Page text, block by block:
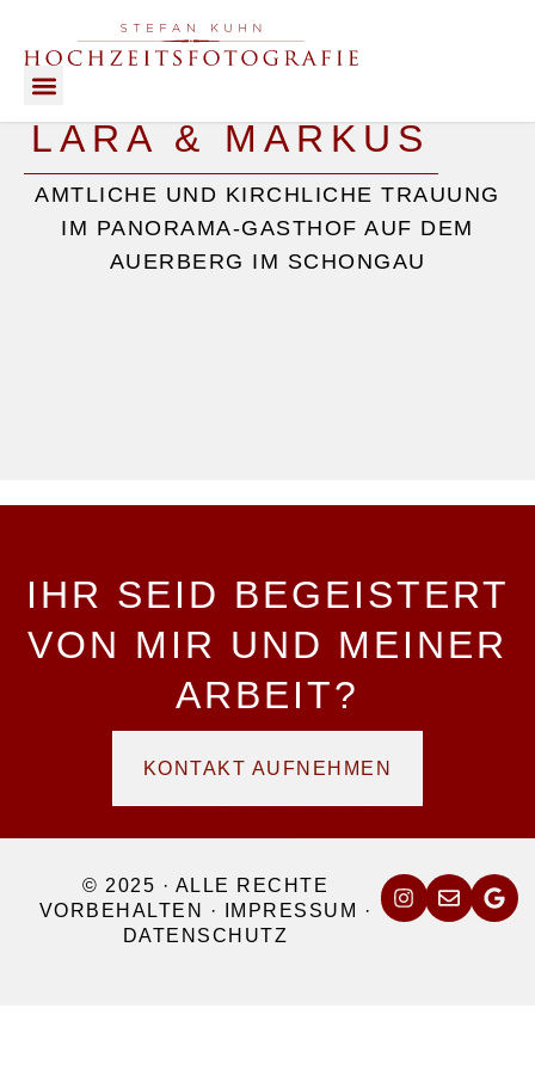
LARA & MARKUS
AMTLICHE UND KIRCHLICHE TRAUUNG
IM PANORAMA-GASTHOF AUF DEM
AUERBERG IM SCHONGAU
IHR SEID BEGEISTERT
VON MIR UND MEINER
ARBEIT?
KONTAKT AUFNEHMEN
© 2025 · ALLE RECHTE
VORBEHALTEN ·
IMPRESSUM
·
DATENSCHUTZ